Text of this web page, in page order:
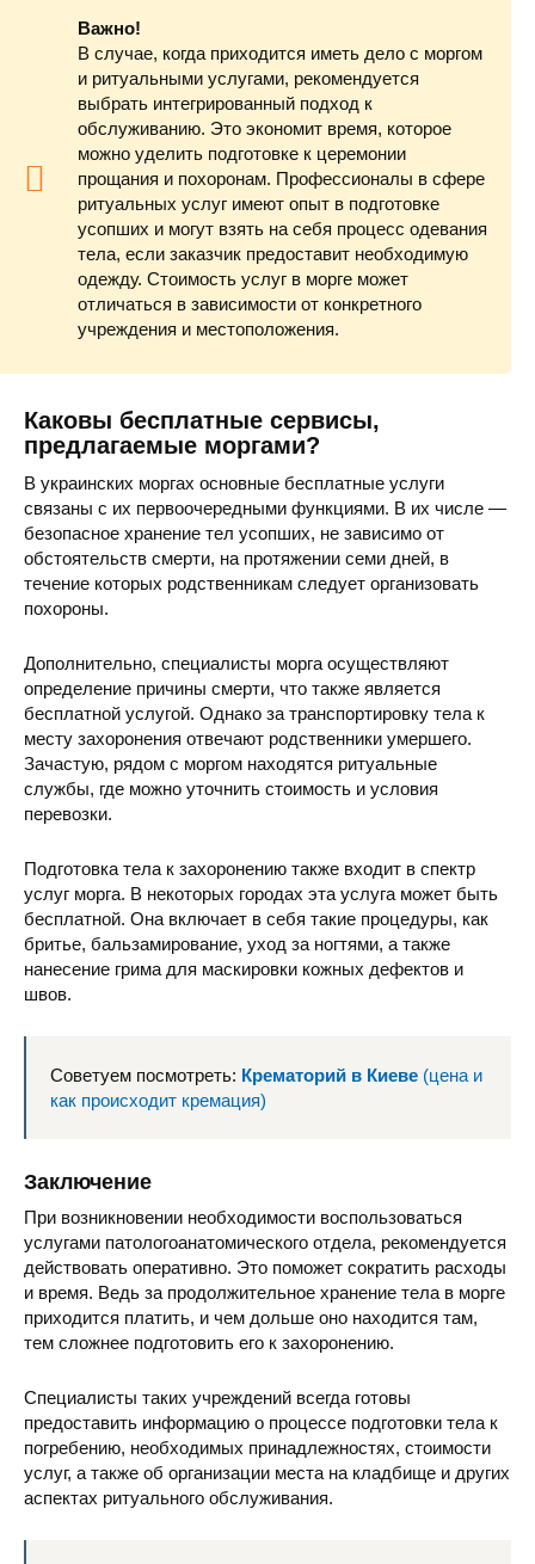
Важно!
В случае, когда приходится иметь дело с моргом
и ритуальными услугами, рекомендуется
выбрать интегрированный подход к
обслуживанию. Это экономит время, которое
можно уделить подготовке к церемонии
прощания и похоронам. Профессионалы в сфере
ритуальных услуг имеют опыт в подготовке
усопших и могут взять на себя процесс одевания
тела, если заказчик предоставит необходимую
одежду. Стоимость услуг в морге может
отличаться в зависимости от конкретного
учреждения и местоположения.
Каковы бесплатные сервисы,
предлагаемые моргами?
В украинских моргах основные бесплатные услуги
связаны с их первоочередными функциями. В их числе —
безопасное хранение тел усопших, не зависимо от
обстоятельств смерти, на протяжении семи дней, в
течение которых родственникам следует организовать
похороны.
Дополнительно, специалисты морга осуществляют
определение причины смерти, что также является
бесплатной услугой. Однако за транспортировку тела к
месту захоронения отвечают родственники умершего.
Зачастую, рядом с моргом находятся ритуальные
службы, где можно уточнить стоимость и условия
перевозки.
Подготовка тела к захоронению также входит в спектр
услуг морга. В некоторых городах эта услуга может быть
бесплатной. Она включает в себя такие процедуры, как
бритье, бальзамирование, уход за ногтями, а также
нанесение грима для маскировки кожных дефектов и
швов.
Советуем посмотреть: Крематорий в Киеве (цена и
как происходит кремация)
Заключение
При возникновении необходимости воспользоваться
услугами патологоанатомического отдела, рекомендуется
действовать оперативно. Это поможет сократить расходы
и время. Ведь за продолжительное хранение тела в морге
приходится платить, и чем дольше оно находится там,
тем сложнее подготовить его к захоронению.
Специалисты таких учреждений всегда готовы
предоставить информацию о процессе подготовки тела к
погребению, необходимых принадлежностях, стоимости
услуг, а также об организации места на кладбище и других
аспектах ритуального обслуживания.